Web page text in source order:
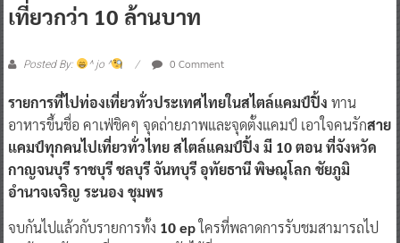
เที่ยวกว่า 10 ล้านบาท
Posted By: ^ jo ^ 0 Comment
รายการที่ไปท่องเที่ยวทั่วประเทศไทยในสไตล์แคมป์ปิ้ง ทาน
อาหารขึ้นชื่อ คาเฟ่ชิคๆ จุดถ่ายภาพและจุดตั้งแคมป์ เอาใจคนรักสาย
แคมป์ทุกคนไปเที่ยวทั่วไทย สไตล์แคมป์ปิ้ง มี 10 ตอน ที่จังหวัด
กาญจนบุรี ราชบุรี ชลบุรี จันทบุรี อุทัยธานี พิษณุโลก ชัยภูมิ
อำนาจเจริญ ระนอง ชุมพร
จบกันไปแล้วกับรายการทั้ง 10 epใครที่พลาดการรับชมสามารถไป